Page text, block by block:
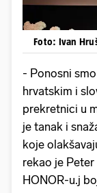
Foto: Ivan
- Ponosni
hrvatskim i
prekretnici u
je tanak i
koje
rekao je
HONOR-u.j